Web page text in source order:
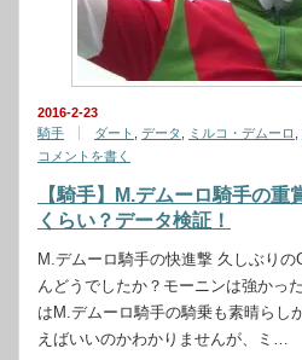
2016-2-23
騎手
ダート データ ミルコ・デムーロ
コメントを書く
【騎手】M.デムーロ騎手の
くらい？データ検証！
M.デムーロ騎手の快進撃 久しぶりの
んどうでしたか？モーニンは強かっ
はM.デムーロ騎手の騎乗も素晴らし
えばいいのかわかりませんが、ミ…